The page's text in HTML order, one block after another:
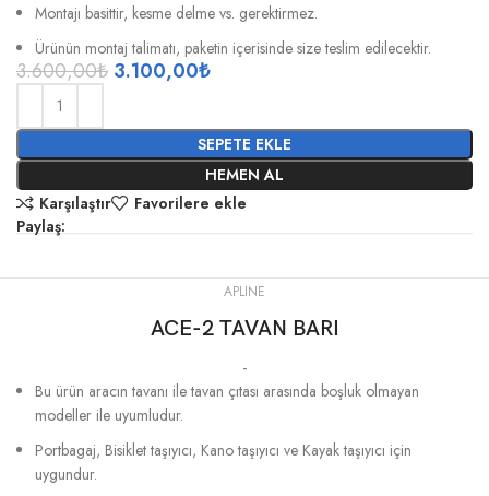
Montajı basittir, kesme delme vs. gerektirmez.
Ürünün montaj talimatı, paketin içerisinde size teslim edilecektir.
3.600,00₺ 3.100,00₺
SEPETE EKLE
HEMEN AL
Karşılaştır
Favorilere ekle
Paylaş:
APLINE
ACE-2 TAVAN BARI
-
Bu ürün aracın tavanı ile tavan çıtası arasında boşluk olmayan
modeller ile uyumludur.
Portbagaj, Bisiklet taşıyıcı, Kano taşıyıcı ve Kayak taşıyıcı için
uygundur.